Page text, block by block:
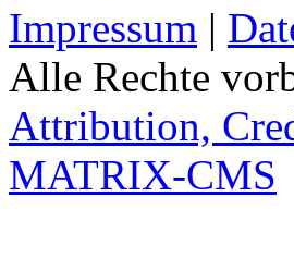
Impressum |
Alle Rechte
Attribution,
MATRIX-CMS